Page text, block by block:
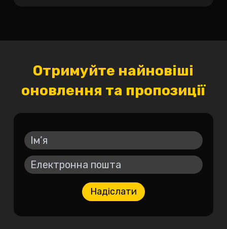
Отримуйте найновіші
оновлення та пропозиції
Надіслати